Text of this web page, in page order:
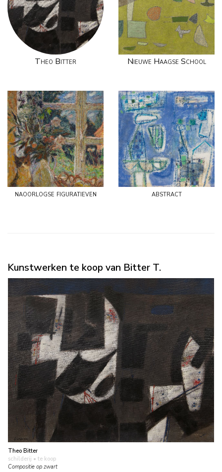
Theo Bitter Nieuwe Haagse School
naoorlogse figuratieven abstract
Kunstwerken te koop van Bitter T.
Theo Bitter
schilderij • te koop
Compositie op zwart